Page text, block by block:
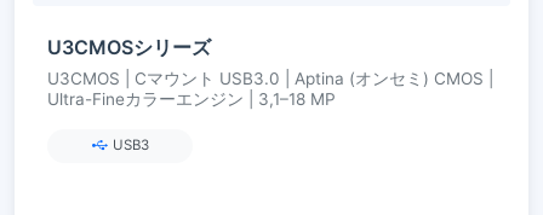
U3CMOSシリーズ
U3CMOS | Cマウント USB3.0 | Aptina (オンセミ) CMOS |
Ultra-Fineカラーエンジン | 3,1–18 MP
USB3